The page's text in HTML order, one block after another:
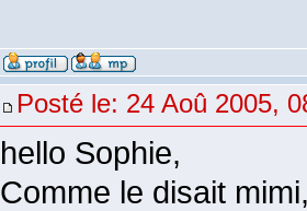
Posté le: 24 Aoû 2005,
hello Sophie,
Comme le disait